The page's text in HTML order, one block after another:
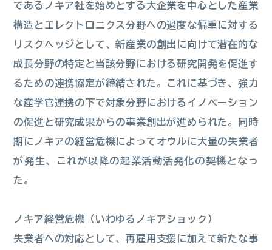
であるノキア社を始めとする大企業を中心とした産業
構造とエレクトロニクス分野への過度な偏重に対する
リスクヘッジとして、新産業の創出に向けて潜在的な
成長分野の特定と当該分野における研究開発を促進す
るための連携協定が締結された。これに基づき、強力
な産学官連携の下で対象分野におけるイノベーション
の促進と研究成果からの事業創出が進められた。同時
期にノキアの経営危機によってオウルに大量の失業者
が発生、これが以降の起業活動活発化の契機となっ
た。
ノキア経営危機（いわゆるノキアショック）
失業者への対応として、再雇用支援に加えて新たな事